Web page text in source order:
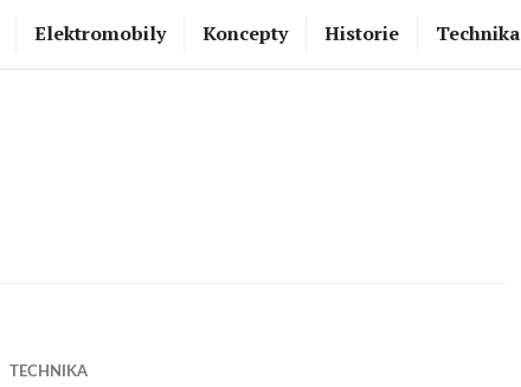
Elektromobily Koncepty Historie Technika
TECHNIKA